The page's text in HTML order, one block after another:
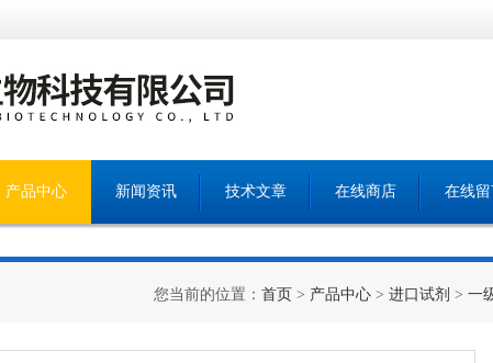
产品中心 新闻资讯 技术文章 在线商店 在线
您当前的位置： 首页 > 产品中心 > 进口试剂 > 一